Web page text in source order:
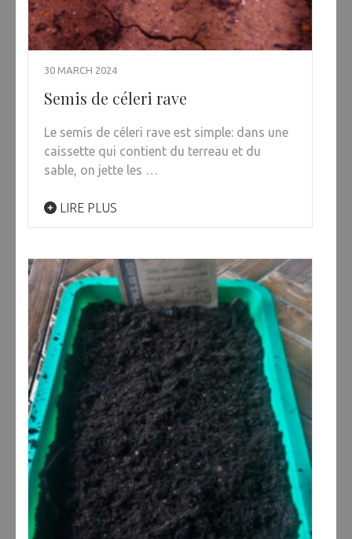
30 MARCH 2024
Semis de céleri rave
Le semis de céleri rave est simple: dans une
caissette qui contient du terreau et du
sable, on jette les …
LIRE PLUS